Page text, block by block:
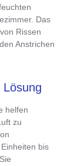
Das
Rissen
Anstrichen
helfen
zu
bis